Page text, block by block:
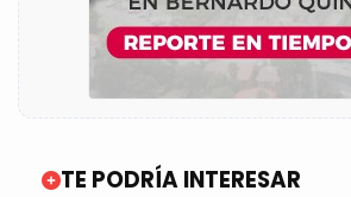
TE PODRÍA INTERESAR